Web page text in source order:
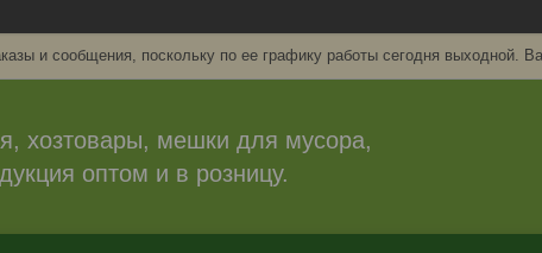
и сообщения, поскольку по ее графику работы сегодня выходной.
хозтовары, мешки для мусора,
оптом и в розницу.